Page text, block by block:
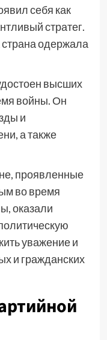
себя как
стратег.
одержала
высших
войны. Он
и
а также
проявленные
во время
оказали
уважение и
и гражданских